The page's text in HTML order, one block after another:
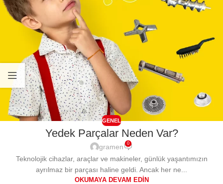
GENEL
Yedek Parçalar Neden Var?
gramen 0
Teknolojik cihazlar, araçlar ve makineler, günlük yaşantımızın
ayrılmaz bir parçası haline geldi. Ancak her ne...
OKUMAYA DEVAM EDIN